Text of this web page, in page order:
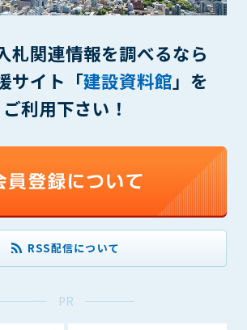
札関連情報を調べるなら
サイト「建設資料館」を
ご利用下さい！
RSS配信について
PR
びつく行為
ら知り得た情報及びダウンロードした情報
として第三者に転売し、または転売のため
すること
削除）
会員の承諾なく削除できるものとします。
情報が、第6条の定める禁止事項に該当する
断した場合
営および保守管理上、必要と判断した場合
支払が遅延した場合
が不適当と判断した場合
諾なく、本サービス内容の変更(新規追加、
ービスの運営を中止または廃止することが